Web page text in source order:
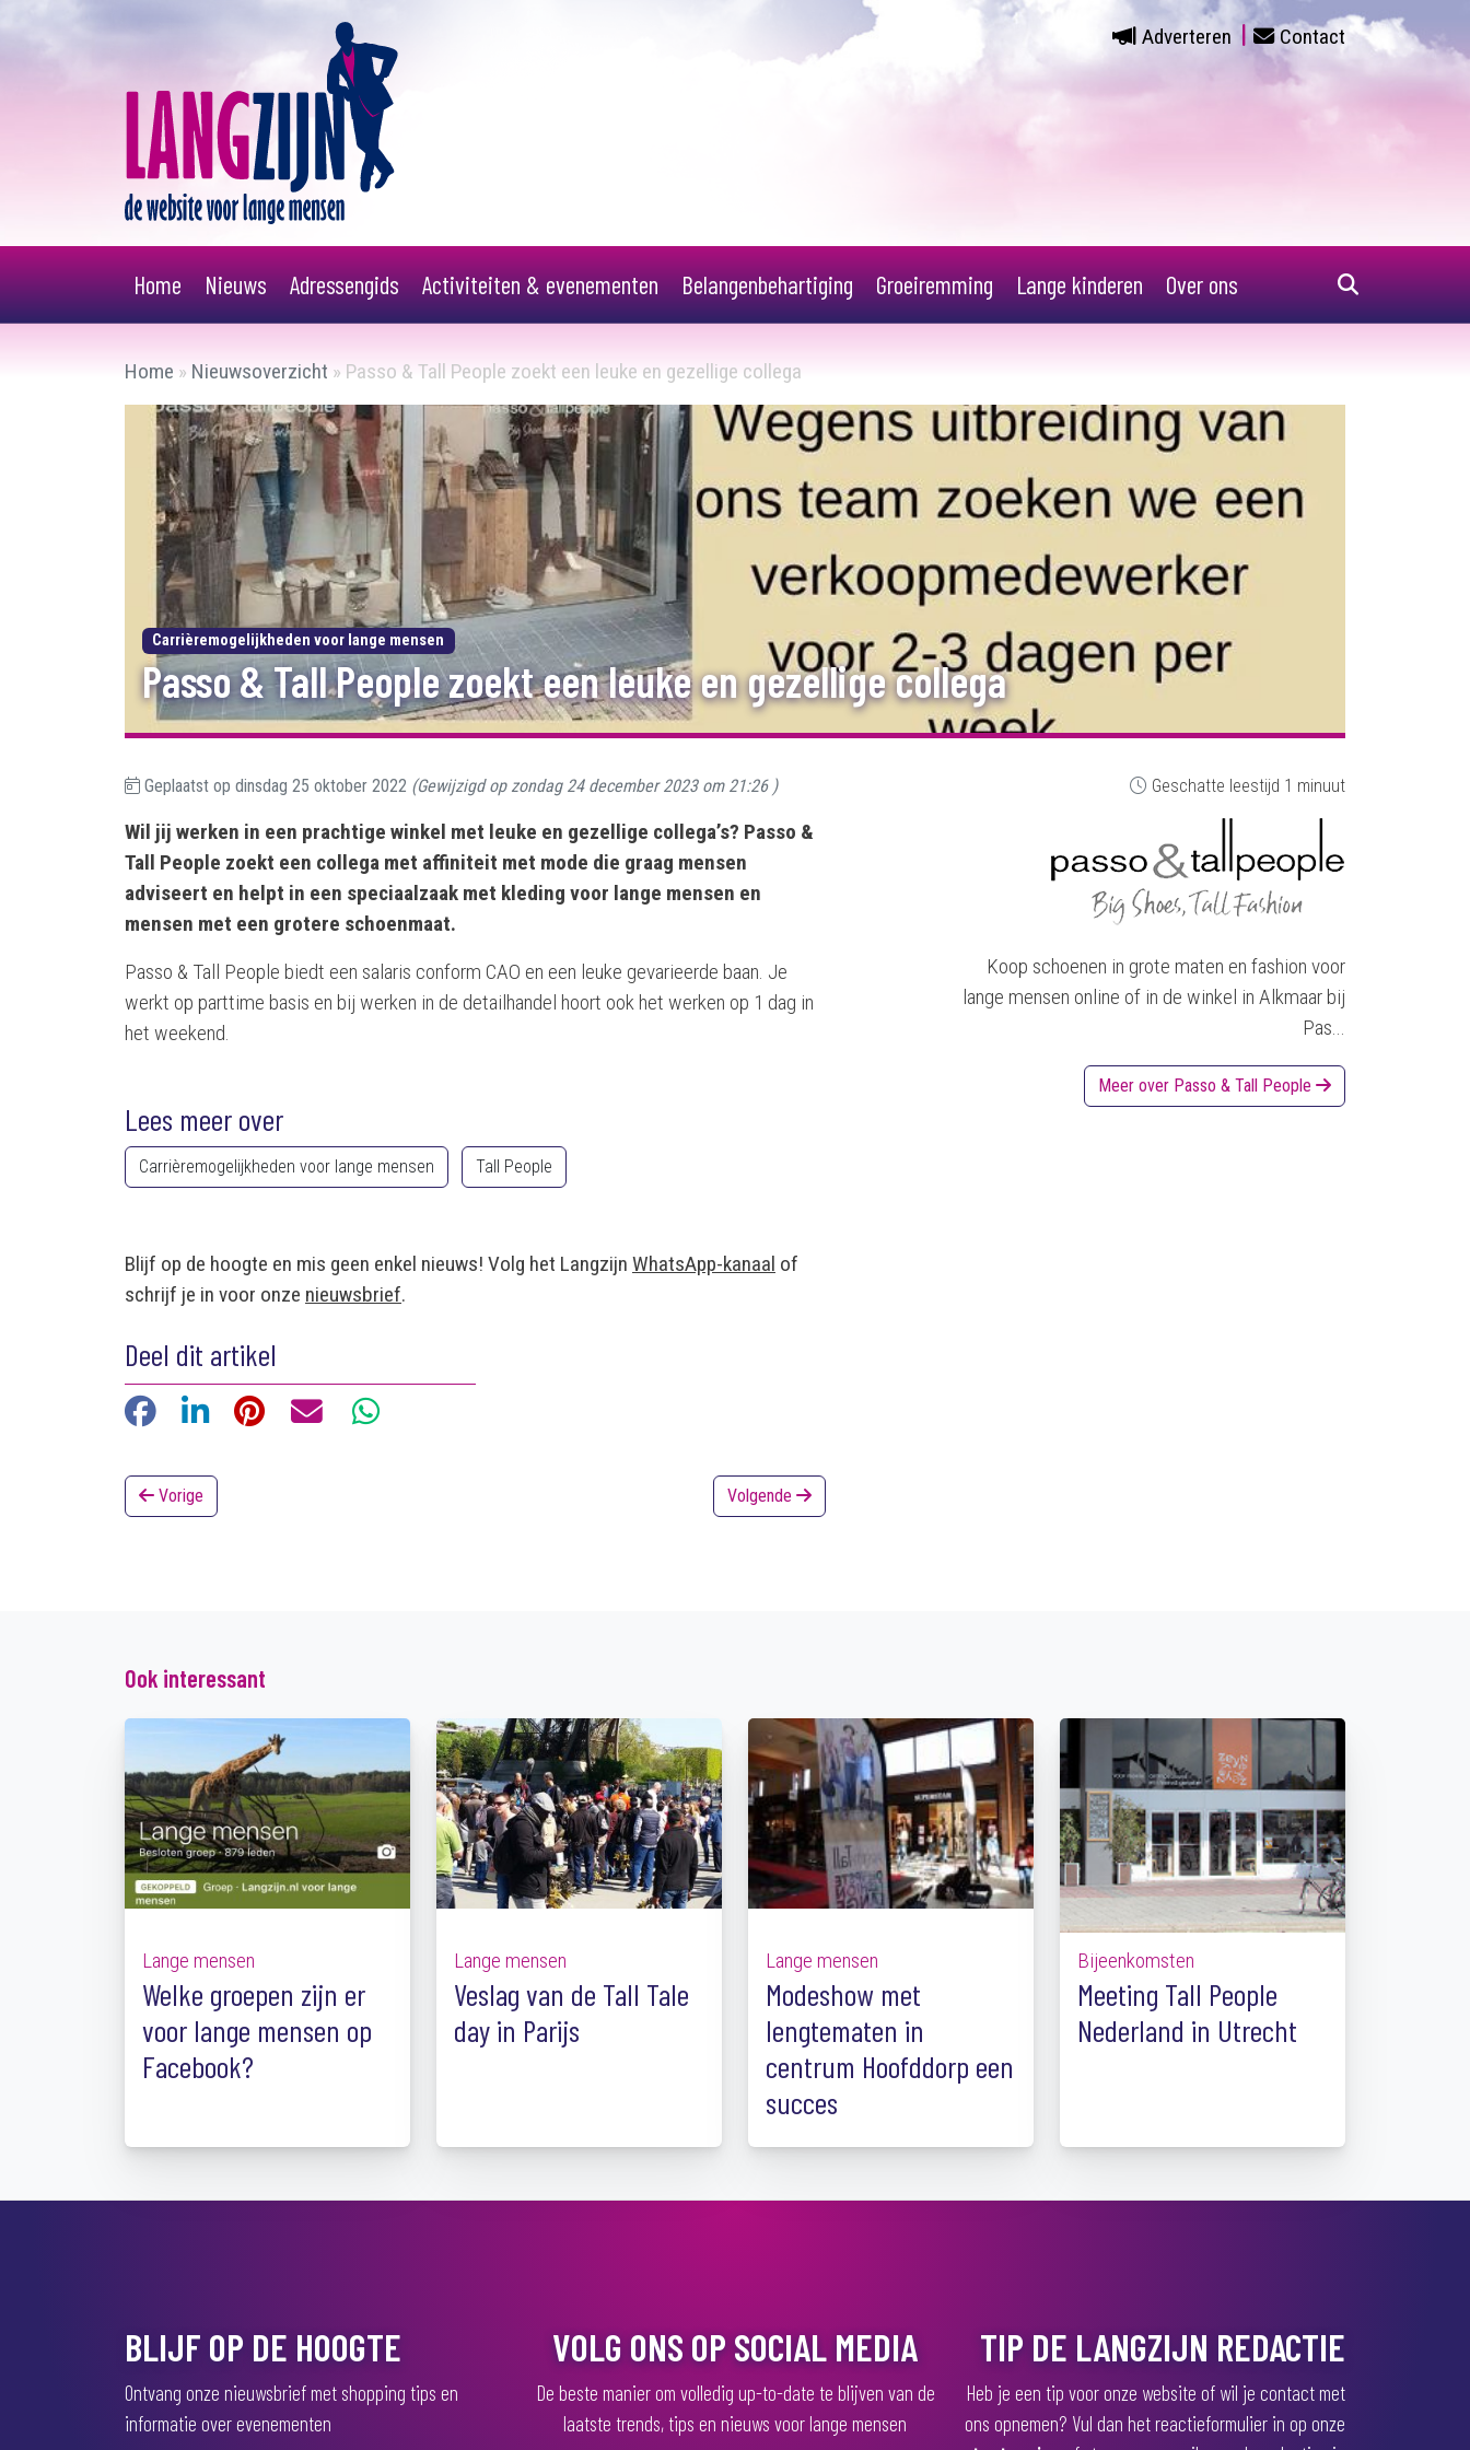
Adverteren Contact
Home Nieuws Adressengids Activiteiten & evenementen Belangenbehartiging Groeiremming Lange kinderen Over ons
Home » Nieuwsoverzicht » Passo & Tall People zoekt een leuke en gezellige collega
Carrièremogelijkheden voor lange mensen
Passo & Tall People zoekt een leuke en gezellige collega
Geplaatst op dinsdag 25 oktober 2022 (Gewijzigd op zondag 24 december 2023 om 21:26) Geschatte leestijd 1 minuut
Wil jij werken in een prachtige winkel met leuke en gezellige collega’s? Passo &
Tall People zoekt een collega met affiniteit met mode die graag mensen
adviseert en helpt in een speciaalzaak met kleding voor lange mensen en
mensen met een grotere schoenmaat.
Passo & Tall People biedt een salaris conform CAO en een leuke gevarieerde baan. Je
werkt op parttime basis en bij werken in de detailhandel hoort ook het werken op 1 dag in
het weekend.
Lees meer over
Carrièremogelijkheden voor lange mensen Tall People
Blijf op de hoogte en mis geen enkel nieuws! Volg het Langzijn WhatsApp-kanaal of
schrijf je in voor onze nieuwsbrief.
Deel dit artikel
FacebookLinkedIn Pinterest E-mailWhatsApp
Vorige Volgende
Koop schoenen in grote maten en fashion voor
lange mensen online of in de winkel in Alkmaar bij
Pas...
Meer over Passo & Tall People
Ook interessant
Lange mensen
Welke groepen zijn er
voor lange mensen op
Facebook?
Lange mensen
Veslag van de Tall Tale
day in Parijs
Lange mensen
Modeshow met
lengtematen in
centrum Hoofddorp een
succes
Bijeenkomsten
Meeting Tall People
Nederland in Utrecht
BLIJF OP DE HOOGTE
Ontvang onze nieuwsbrief met shopping tips en
informatie over evenementen
VOLG ONS OP SOCIAL MEDIA
De beste manier om volledig up-to-date te blijven van de
laatste trends, tips en nieuws voor lange mensen
TIP DE LANGZIJN REDACTIE
Heb je een tip voor onze website of wil je contact met
ons opnemen? Vul dan het reactieformulier in op onze